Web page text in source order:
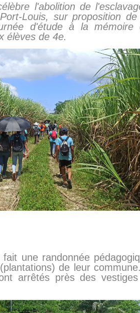
l'abolition de
Louis, sur proposition de
d'étude à la mémoire
élèves de 4e.
une randonnée
de leur
arrêtés près des